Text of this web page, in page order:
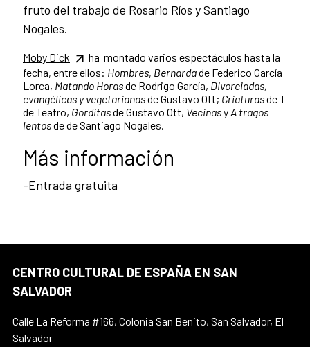
fruto del trabajo de Rosario Ríos y Santiago
Nogales.
Moby Dick
ha montado varios espectáculos hasta la
fecha, entre ellos: Hombres, Bernardade Federico García
Lorca, Matando Horasde Rodrigo García, Divorciadas,
evangélicas y vegetarianasde Gustavo Ott; Criaturasde T
de Teatro, Gorditasde Gustavo Ott, VecinasyA tragos
lentosde de Santiago Nogales.
Más información
-Entrada gratuita
CENTRO CULTURAL DE ESPAÑA EN SAN
SALVADOR
Calle La Reforma #166, Colonia San Benito, San Salvador, El
Salvador